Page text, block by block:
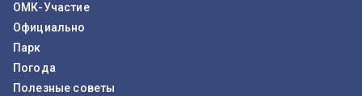
ОМК-Участие
Официально
Парк
Погода
Полезные советы